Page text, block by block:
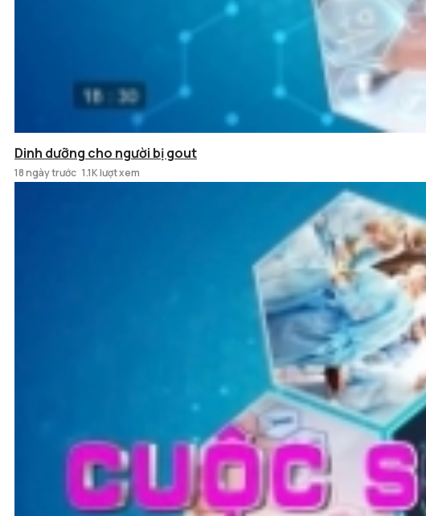
Dinh dưỡng cho người bị gout
18 ngày trước 1.1K lượt xem